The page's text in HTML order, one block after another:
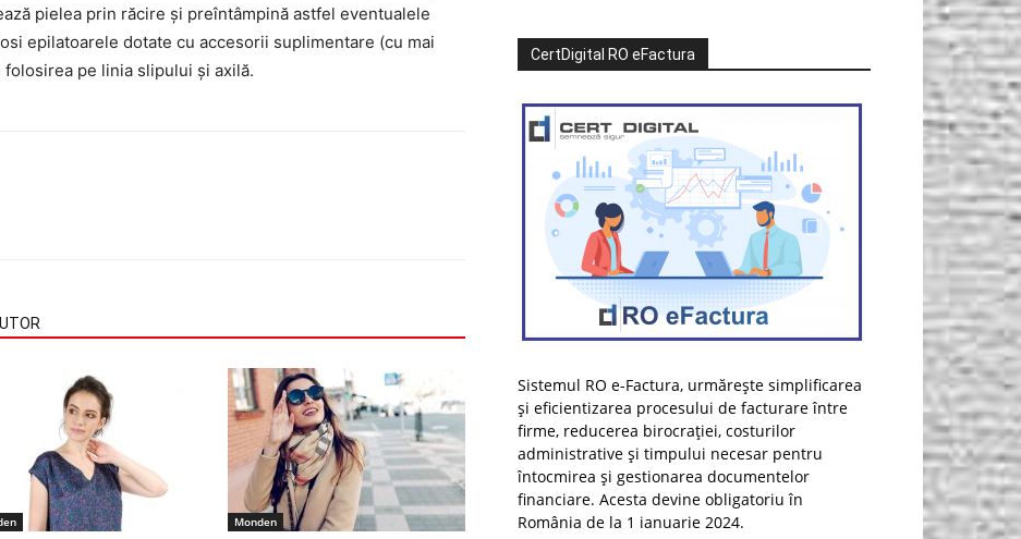
pielea prin răcire şi preîntâmpină astfel eventualele
epilatoarele dotate cu accesorii suplimentare (cu mai
pe linia slipului şi axilă.
Monden
CertDigital RO eFactura
Sistemul RO e-Factura, urmărește simplificarea
și eficientizarea procesului de facturare între
firme, reducerea birocrației, costurilor
administrative și timpului necesar pentru
întocmirea și gestionarea documentelor
financiare. Acesta devine obligatoriu în
România de la 1 ianuarie 2024.